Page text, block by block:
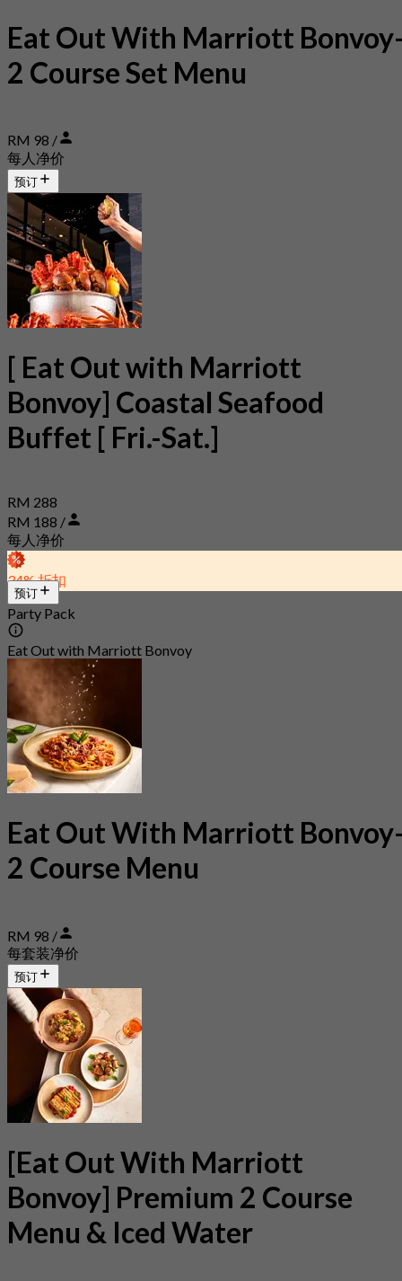
Eat Out With Marriott
2 Course Set Menu
RM 98 /
每人净价
预订
[ Eat Out with Marriott
Bonvoy] Coastal Seafood
Buffet [ Fri.-Sat.]
RM 288
RM 188 /
每人净价
34% 折扣
预订
Party Pack
Eat Out with Marriott Bonvoy
Eat Out With Marriott
2 Course Menu
RM 98 /
每套装净价
预订
[Eat Out With Marriott
Bonvoy] Premium 2 Course
Menu & Iced Water